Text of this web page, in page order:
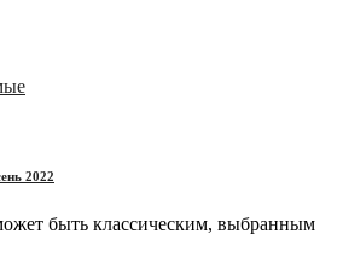
2022
быть классическим, выбранным